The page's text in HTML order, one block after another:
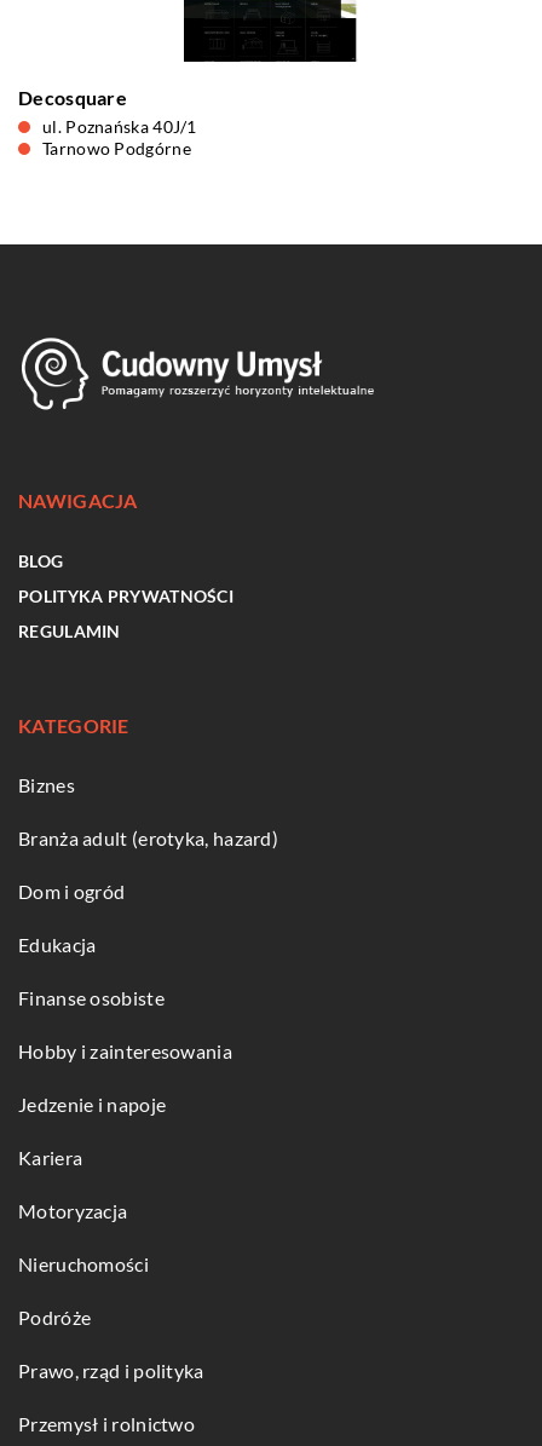
Decosquare
ul. Poznańska 40J/1
Tarnowo Podgórne
NAWIGACJA
BLOG
POLITYKA PRYWATNOŚCI
REGULAMIN
KATEGORIE
Biznes
Branża adult (erotyka, hazard)
Dom i ogród
Edukacja
Finanse osobiste
Hobby i zainteresowania
Jedzenie i napoje
Kariera
Motoryzacja
Nieruchomości
Podróże
Prawo, rząd i polityka
Przemysł i rolnictwo